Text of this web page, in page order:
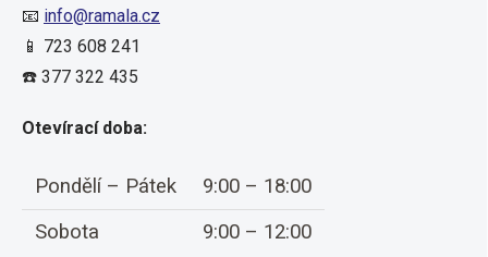
📧 info@ramala.cz
📱 723 608 241
☎️ 377 322 435
Otevírací doba:
Pondělí – Pátek
9:00 – 18:00
Sobota
9:00 – 12:00